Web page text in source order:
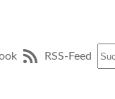
RSS-Feed